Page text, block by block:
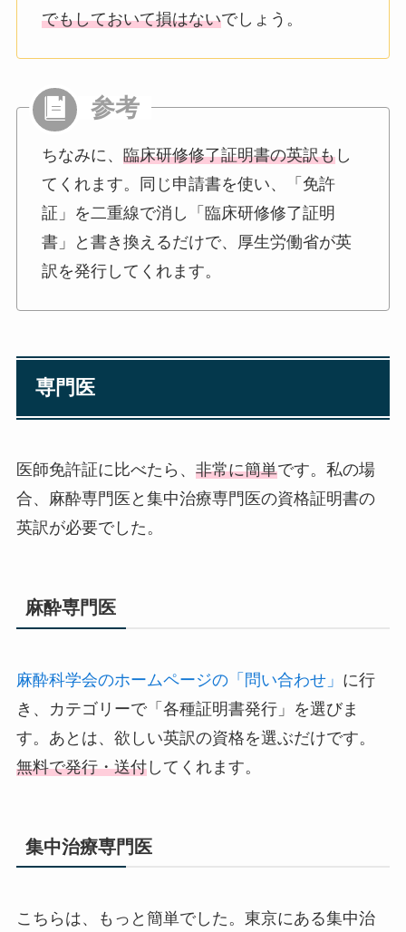
でもしておいて損はないでしょう。
ちなみに、 臨床研修修了証明書の英訳もし
てくれます。同じ申請書を使い、「免許
証」を二重線で消し「臨床研修修了証明
書」と書き換えるだけで、厚生労働省が英
訳を発行してくれます。
専門医
医師免許証に比べたら、 非常に簡単です。私の場
合、麻酔専門医と集中治療専門医の資格証明書の
英訳が必要でした。
麻酔専門医
麻酔科学会のホームページの「問い合わせ」 に行
き、カテゴリーで「各種証明書発行」を選びま
す。あとは、欲しい英訳の資格を選ぶだけです。
無料で発行・送付してくれます。
集中治療専門医
こちらは、もっと簡単でした。東京にある集中治